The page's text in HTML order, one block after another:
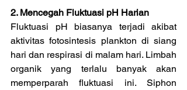
2. Mencegah Fluktuasi pH Harian
Fluktuasi pH biasanya terjadi akibat
aktivitas fotosintesis plankton di siang
hari dan respirasi di malam hari. Limbah
organik yang terlalu banyak akan
memperparah fluktuasi ini. Siphon